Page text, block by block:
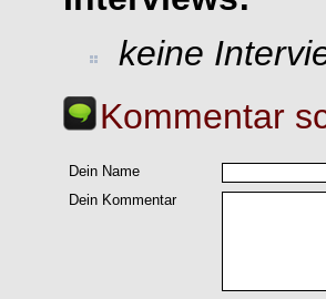
keine
Kommentar
Dein Name
Dein Kommentar